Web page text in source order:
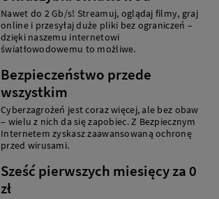
Nawet do 2 Gb/s! Streamuj, oglądaj filmy, graj
online i przesyłaj duże pliki bez ograniczeń –
dzięki naszemu internetowi
światłowodowemu to możliwe.
Bezpieczeństwo przede
wszystkim
Cyberzagrożeń jest coraz więcej, ale bez obaw
– wielu z nich da się zapobiec. Z Bezpiecznym
Internetem zyskasz zaawansowaną ochronę
przed wirusami.
Sześć pierwszych miesięcy za 0
zł